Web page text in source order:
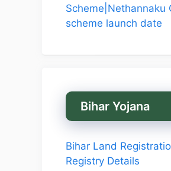
Scheme|Nethannaku
scheme launch date
Bihar Yojana
Bihar Land
Registry Details